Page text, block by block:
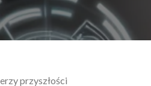
przyszłości